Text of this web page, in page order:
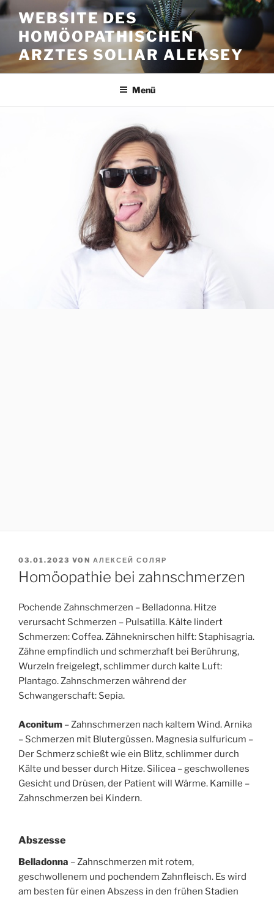
Zum
Inhalt
springen
WEBSITE DES
HOMÖOPATHISCHEN
ARZTES SOLIAR ALEKSEY
Menü
VERÖFFENTLICHT
AM
03.01.2023 VON АЛЕКСЕЙ СОЛЯР
Homöopathie bei zahnschmerzen
Pochende Zahnschmerzen – Belladonna. Hitze
verursacht Schmerzen – Pulsatilla. Kälte lindert
Schmerzen: Coffea. Zähneknirschen hilft: Staphisagria.
Zähne empfindlich und schmerzhaft bei Berührung,
Wurzeln freigelegt, schlimmer durch kalte Luft:
Plantago. Zahnschmerzen während der
Schwangerschaft: Sepia.
Aconitum – Zahnschmerzen nach kaltem Wind. Arnika
– Schmerzen mit Blutergüssen. Magnesia sulfuricum –
Der Schmerz schießt wie ein Blitz, schlimmer durch
Kälte und besser durch Hitze. Silicea – geschwollenes
Gesicht und Drüsen, der Patient will Wärme. Kamille –
Zahnschmerzen bei Kindern.
Abszesse
Belladonna – Zahnschmerzen mit rotem,
geschwollenem und pochendem Zahnfleisch. Es wird
am besten für einen Abszess in den frühen Stadien